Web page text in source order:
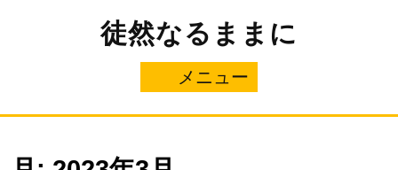
ス
徒然なるままに
メニュー
ニ